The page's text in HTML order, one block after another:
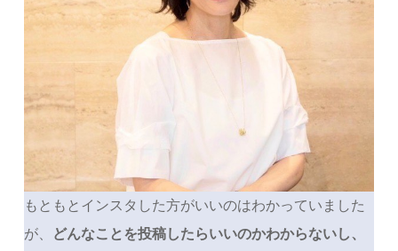
もともとインスタした方がいいのはわかっていました
が、 どんなことを投稿したらいいのかわからないし、